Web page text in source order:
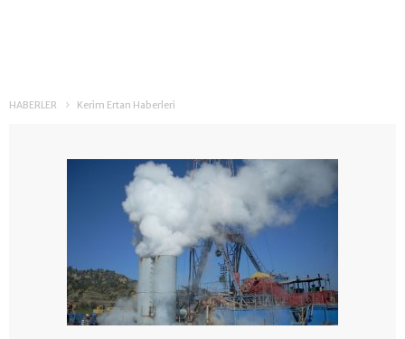
HABERLER Kerim Ertan Haberleri